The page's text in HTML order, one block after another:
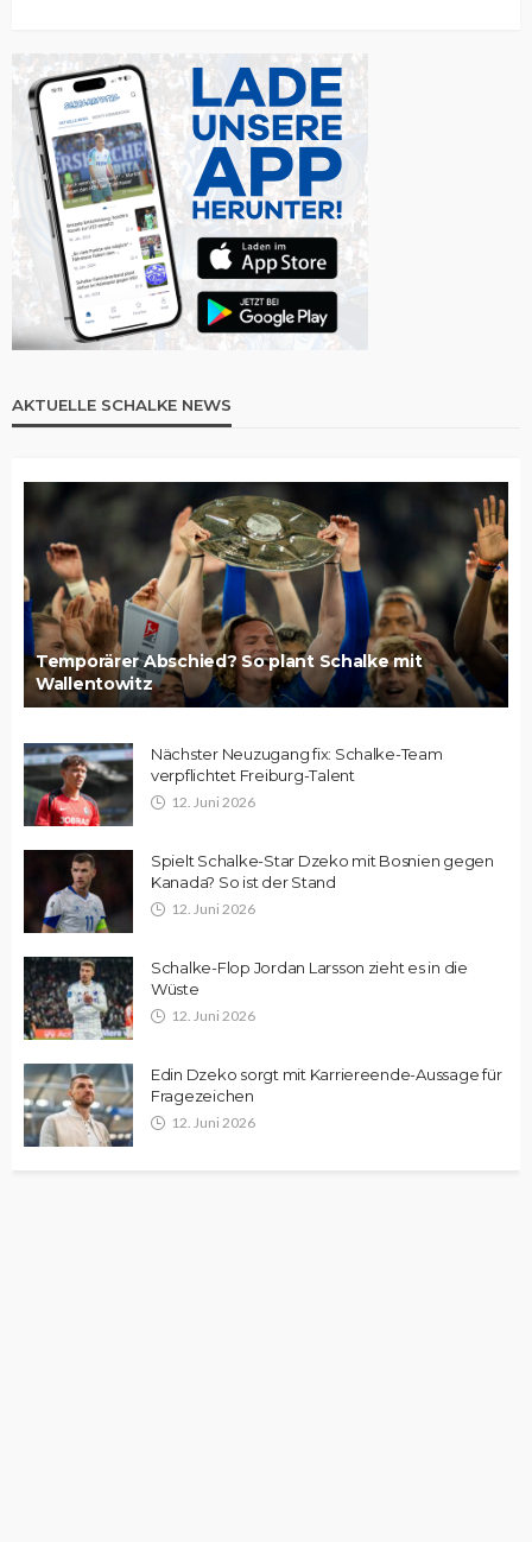
AKTUELLE SCHALKE NEWS
Temporärer Abschied? So plant Schalke mit
Wallentowitz
Nächster Neuzugang fix: Schalke-Team
verpflichtet Freiburg-Talent
12. Juni 2026
Spielt Schalke-Star Dzeko mit Bosnien gegen
Kanada? So ist der Stand
12. Juni 2026
Schalke-Flop Jordan Larsson zieht es in die
Wüste
12. Juni 2026
Edin Dzeko sorgt mit Karriereende-Aussage für
Fragezeichen
12. Juni 2026